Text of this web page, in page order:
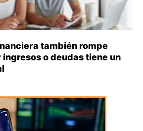
también rompe
o deudas tiene un